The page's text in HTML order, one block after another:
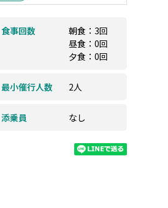
食事回数
朝食：3回
昼食：0回
夕食：0回
最小催行人数 2人
添乗員 なし